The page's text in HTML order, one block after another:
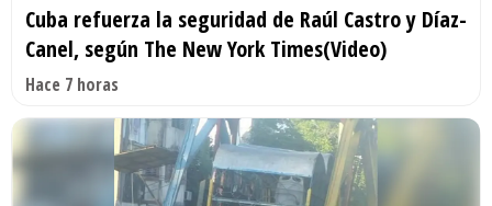
Cuba refuerza la seguridad de Raúl Castro y Díaz-
Canel, según The New York Times(Video)
Hace 7 horas